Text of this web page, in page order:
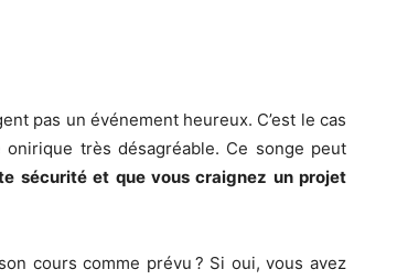
pas un événement heureux. C’est le cas
onirique très désagréable. Ce songe peut
sécurité et que vous craignez un projet
cours comme prévu ? Si oui, vous avez